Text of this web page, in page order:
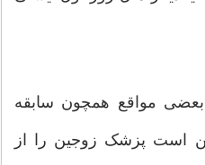
مواقع همچون سابقه
است پزشک زوجین را از